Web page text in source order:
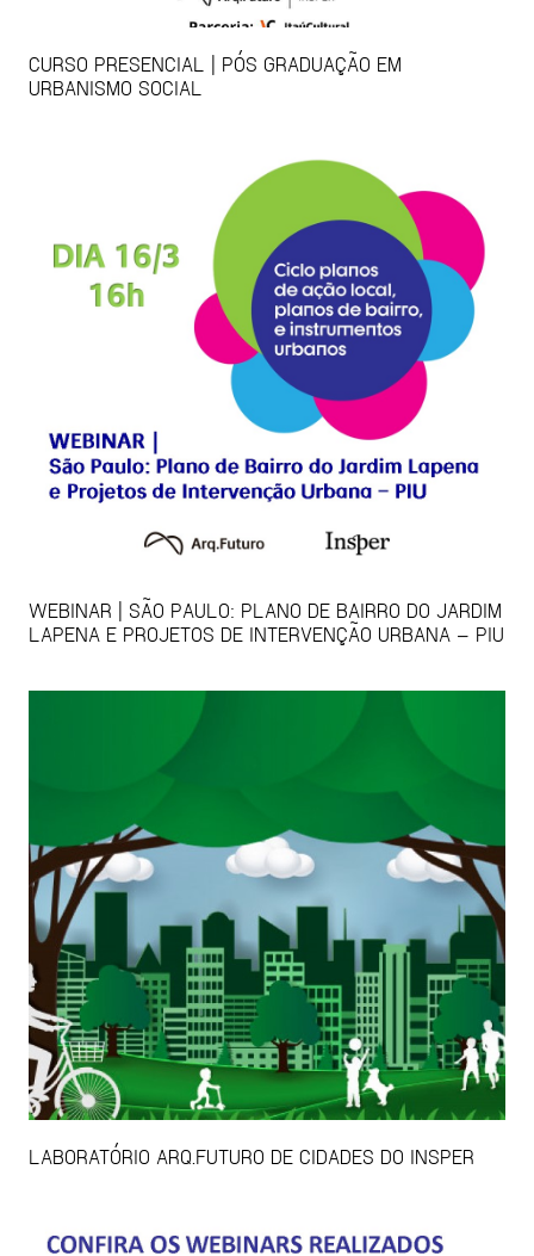
CURSO PRESENCIAL | PÓS GRADUAÇÃO EM
URBANISMO SOCIAL
WEBINAR | SÃO PAULO: PLANO DE BAIRRO DO JARDIM
LAPENA E PROJETOS DE INTERVENÇÃO URBANA – PIU
LABORATÓRIO ARQ.FUTURO DE CIDADES DO INSPER